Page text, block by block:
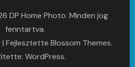
DP Home Photo. Minden jog
fenntartva.
| Fejlesztette Blossom Themes.
WordPress.